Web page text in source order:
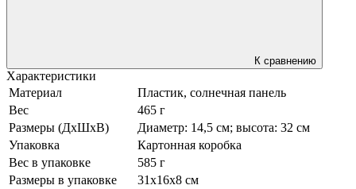
К сравнению
Характеристики
Материал
Пластик, солнечная панель
Вес
465 г
Размеры (ДхШхВ)
Диаметр: 14,5 см; высота: 32 см
Упаковка
Картонная коробка
Вес в упаковке
585 г
Размеры в упаковке
31х16х8 см